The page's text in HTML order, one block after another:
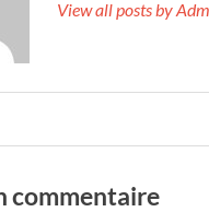
View all posts by
commentaire